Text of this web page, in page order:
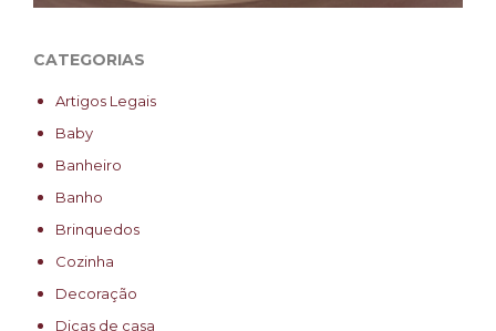
CATEGORIAS
Artigos Legais
Baby
Banheiro
Banho
Brinquedos
Cozinha
Decoração
Dicas de casa